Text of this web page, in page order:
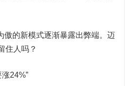
的新模式逐渐暴露出弊端。迈
住人吗？
24%”